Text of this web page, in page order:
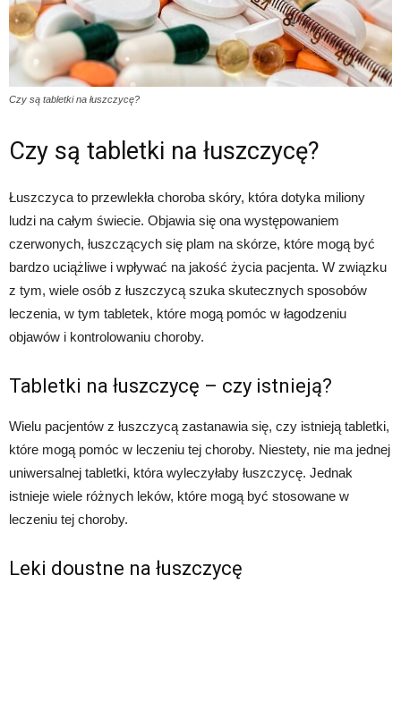
Czy są tabletki na łuszczycę?
Czy są tabletki na łuszczycę?
Łuszczyca to przewlekła choroba skóry, która dotyka miliony
ludzi na całym świecie. Objawia się ona występowaniem
czerwonych, łuszczących się plam na skórze, które mogą być
bardzo uciążliwe i wpływać na jakość życia pacjenta. W związku
z tym, wiele osób z łuszczycą szuka skutecznych sposobów
leczenia, w tym tabletek, które mogą pomóc w łagodzeniu
objawów i kontrolowaniu choroby.
Tabletki na łuszczycę – czy istnieją?
Wielu pacjentów z łuszczycą zastanawia się, czy istnieją tabletki,
które mogą pomóc w leczeniu tej choroby. Niestety, nie ma jednej
uniwersalnej tabletki, która wyleczyłaby łuszczycę. Jednak
istnieje wiele różnych leków, które mogą być stosowane w
leczeniu tej choroby.
Leki doustne na łuszczycę